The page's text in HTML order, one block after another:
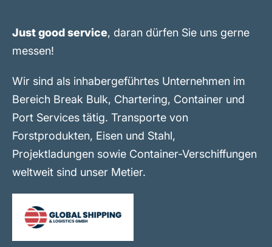
Just good service, daran dürfen Sie uns gerne
messen!
Wir sind als inhabergeführtes Unternehmen im
Bereich Break Bulk, Chartering, Container und
Port Services tätig. Transporte von
Forstprodukten, Eisen und Stahl,
Projektladungen sowie Container-Verschiffungen
weltweit sind unser Metier.